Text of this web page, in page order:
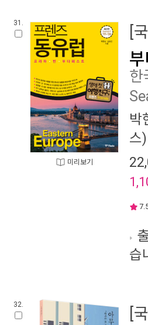
31.
미리보기
[
한
박
스)
습
32. [